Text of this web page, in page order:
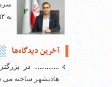
به ۱۵۲ همت رسید
آخرین دیدگاه‌ها
..............در
هادیشهر ساخته می